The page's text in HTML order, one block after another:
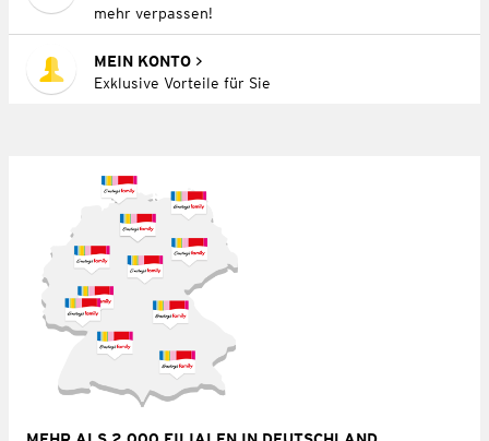
mehr verpassen!
MEIN KONTO
Exklusive Vorteile für Sie